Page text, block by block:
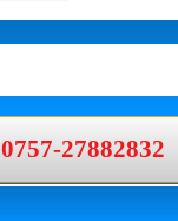
0757-27882832